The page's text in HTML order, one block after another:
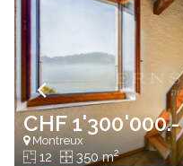
CHF 1'300'000.-
Montreux
12 350 m2